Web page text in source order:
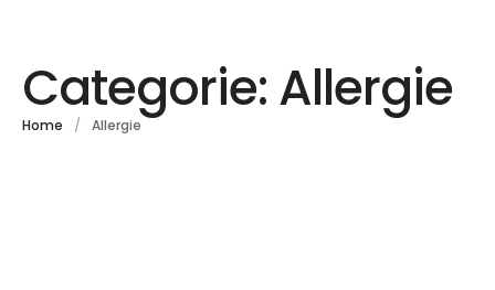
Categorie:Allergie
Home / Allergie